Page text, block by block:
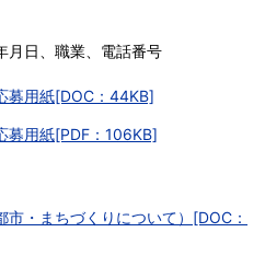
月日、職業、電話番号
募用紙[DOC：44KB]
募用紙[PDF：106KB]
・まちづくりについて）[DOC：